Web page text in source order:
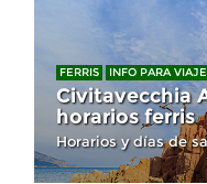
FERRIS INFO PARA
Civitavecchia
horarios ferris
Horarios y días de